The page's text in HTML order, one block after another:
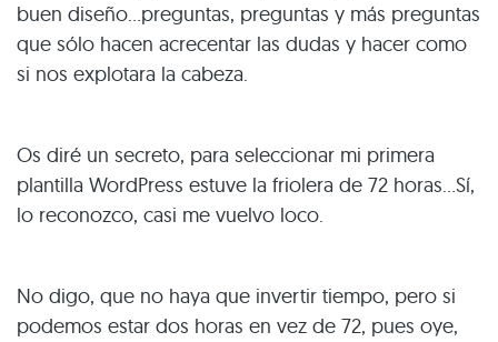
buen diseño…preguntas, preguntas y más preguntas
que sólo hacen acrecentar las dudas y hacer como
si nos explotara la cabeza.
Os diré un secreto, para seleccionar mi primera
plantilla WordPress estuve la friolera de 72 horas…Sí,
lo reconozco, casi me vuelvo loco.
No digo, que no haya que invertir tiempo, pero si
podemos estar dos horas en vez de 72, pues oye,